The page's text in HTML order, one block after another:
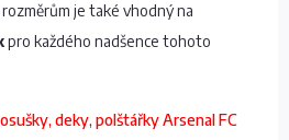
je také vhodný na
pro každého nadšence tohoto
deky, polštářky Arsenal FC